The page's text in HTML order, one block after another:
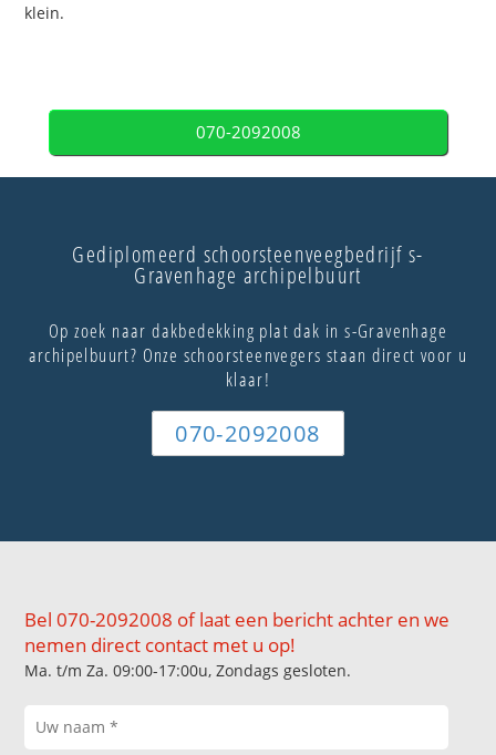
klein.
070-2092008
Gediplomeerd schoorsteenveegbedrijf s-
Gravenhage archipelbuurt
Op zoek naar dakbedekking plat dak in s-Gravenhage
archipelbuurt? Onze schoorsteenvegers staan direct voor u
klaar!
070-2092008
Bel 070-2092008 of laat een bericht achter en we
nemen direct contact met u op!
Ma. t/m Za. 09:00-17:00u, Zondags gesloten.